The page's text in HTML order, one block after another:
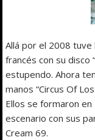
Allá por el 2008
francés con su disco
estupendo. Ahora
manos “Circus Of
Ellos se formaron
escenario con sus
Cream 69.